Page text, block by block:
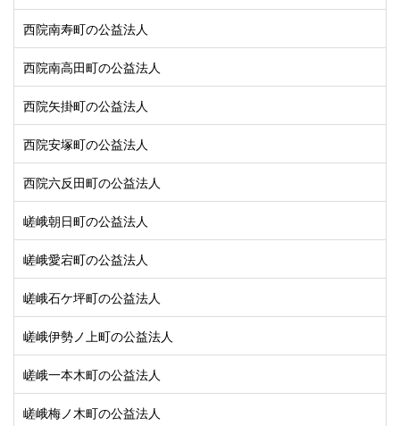
西院南寿町の公益法人
西院南高田町の公益法人
西院矢掛町の公益法人
西院安塚町の公益法人
西院六反田町の公益法人
嵯峨朝日町の公益法人
嵯峨愛宕町の公益法人
嵯峨石ケ坪町の公益法人
嵯峨伊勢ノ上町の公益法人
嵯峨一本木町の公益法人
嵯峨梅ノ木町の公益法人